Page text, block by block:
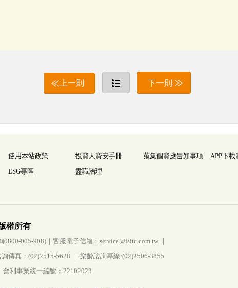
上一則 下一則
使用本站政策 投資人資安手冊 蒐集個資應告知事項
APP下載
ESG專區 盡職治理
權所有
005-908)｜客服電子信箱：service@fsitc.com.tw ｜
傳真：(02)2515-5628 ｜ 樂齡諮詢專線:(02)2506-3855
利事業統一編號：22102023